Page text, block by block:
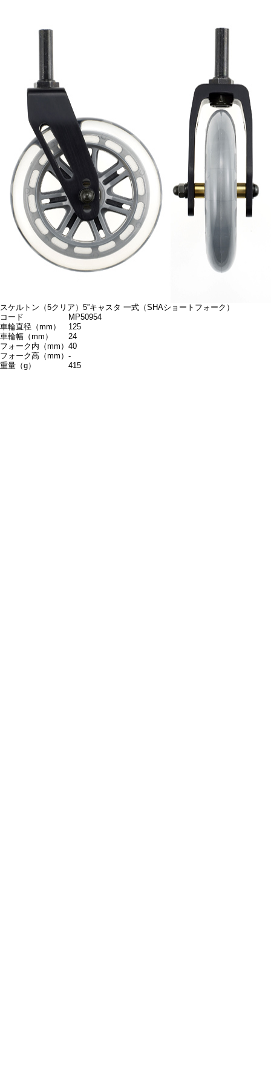
スケルトン（5クリア）5”キャスタ 一式（SHAショートフォーク）
コード
MP50954
車輪直径（mm）
125
車輪幅（mm）
24
フォーク内（mm） 40
フォーク高（mm） -
重量（g）
415